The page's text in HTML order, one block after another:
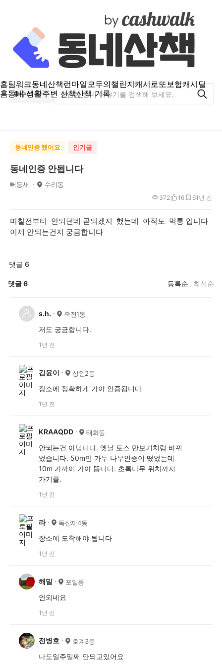
홈팀워크동네산책런마일모두의챌린지캐시로또보험캐시딜
홈동네 생활주변 산책산책 기록
수리동
동네인증 했어요 인기글
동네인증 안됩니다
뻐등새 수리동
1년 전
372 16 6
며칠전부터 안되던데 곧되겠지 했는데 아직도 먹통 입니다
이제 안되는건지 궁금합니다
댓글 6
댓글6 등록순 최신순
s.h. 죽전1동
저도 궁금합니다.
1년 전
김윤이 상인2동
장소에 정확하게 가야 인증됩니다
1년 전
KRAAQDD 태화동
안되는건 아닙니다. 옛날 토스 만보기처럼 바뀌
었습니다. 50m만 가두 나무인증이 떴었는데
10m 가까이 가야 뜹니다. 초록나무 위치까지
가기를.
1년 전
라 독산제4동
장소에 도착해야 됩니다
1년 전
해밀 포일동
안되네요
1년 전
전병호 호계3동
나도일주일째 안되고있어요